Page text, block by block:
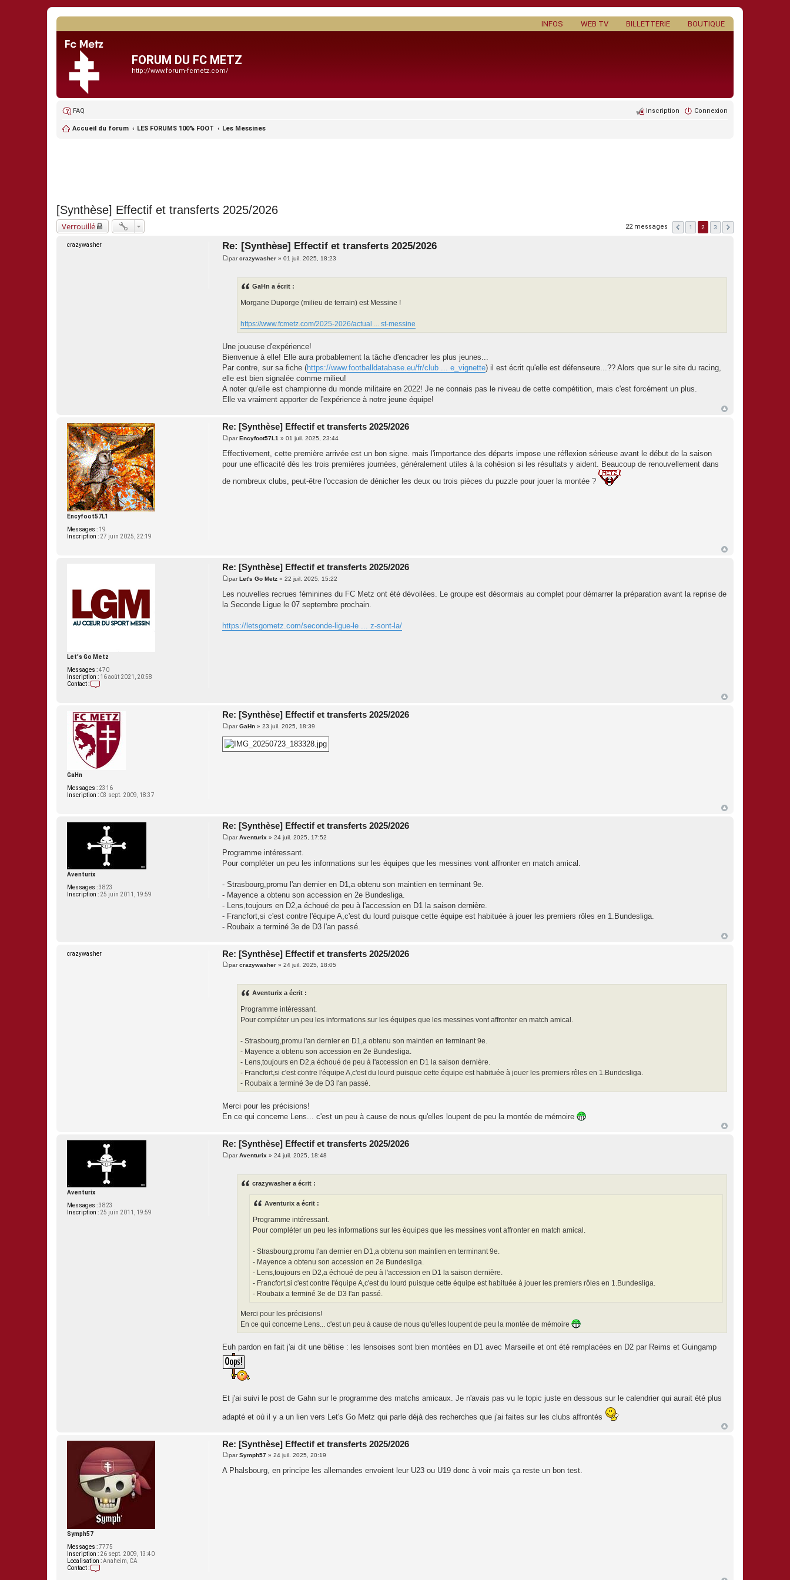
BOUTIQUE
BILLETTERIE
WEB TV
INFOS
FORUM DU FC METZ
http://www.forum-fcmetz.com/
FAQ Connexion
Inscription
Accueil du forum LES FORUMS 100% FOOT Les Messines
[Synthèse] Effectif et transferts 2025/2026
Verrouillé 22 messages 1 2 3
crazywasher Re: [Synthèse] Effectif et transferts 2025/2026
M
parcrazywasher» 01 juil. 2025, 18:23
GaHn a écrit :
Morgane Duporge (milieu de terrain) est Messine !
https://www.fcmetz.com/2025-2026/actual ... st-messine
Une joueuse d'expérience!
Bienvenue à elle! Elle aura probablement la tâche d'encadrer les plus jeunes...
Par contre, sur sa fiche (https://www.footballdatabase.eu/fr/club ... e_vignette) il est écrit qu'elle est défenseure...?? Alors que sur le site du racing,
elle est bien signalée comme milieu!
A noter qu'elle est championne du monde militaire en 2022! Je ne connais pas le niveau de cette compétition, mais c'est forcément un plus.
Elle va vraiment apporter de l'expérience à notre jeune équipe!
Encyfoot57L1
Messages : 19
Inscription : 27 juin 2025, 22:19
Re: [Synthèse] Effectif et transferts 2025/2026
M
e
s
s
g
e
parEncyfoot57L1 » 01 juil. 2025, 23:44
Effectivement, cette première arrivée est un bon signe. mais l'importance des départs impose une réflexion sérieuse avant le début de la saison
pour une efficacité dès les trois premières journées, généralement utiles à la cohésion si les résultats y aident. Beaucoup de renouvellement dans
de nombreux clubs, peut-être l'occasion de dénicher les deux ou trois pièces du puzzle pour jouer la montée ?
Let's Go Metz
Messages :470
Inscription : 16 août 2021, 20:58
Contact :
t
a
t
e
t
G
o
z
Re: [Synthèse] Effectif et transferts 2025/2026
M
s
s
e
parLet's Go Metz» 22 juil. 2025, 15:22
Les nouvelles recrues féminines du FC Metz ont été dévoilées. Le groupe est désormais au complet pour démarrer la préparation avant la reprise de
la Seconde Ligue le 07 septembre prochain.
https://letsgometz.com/seconde-ligue-le ... z-sont-la/
GaHn
Messages : 2316
Inscription : 03 sept. 2009, 18:37
Re: [Synthèse] Effectif et transferts 2025/2026
M
e
s
s
parGaHn» 23 juil. 2025, 18:39
Aventurix
Messages :3823
Inscription : 25 juin 2011, 19:59
Re: [Synthèse] Effectif et transferts 2025/2026
M
s
s
e
parAventurix » 24 juil. 2025, 17:52
Programme intéressant.
Pour compléter un peu les informations sur les équipes que les messines vont affronter en match amical.
- Strasbourg,promu l'an dernier en D1,a obtenu son maintien en terminant 9e.
- Mayence a obtenu son accession en 2e Bundesliga.
- Lens,toujours en D2,a échoué de peu à l'accession en D1 la saison dernière.
- Francfort,si c'est contre l'équipe A,c'est du lourd puisque cette équipe est habituée à jouer les premiers rôles en 1.Bundesliga.
- Roubaix a terminé 3e de D3 l'an passé.
crazywasher Re: [Synthèse] Effectif et transferts 2025/2026
parcrazywasher» 24 juil. 2025, 18:05
Aventurix a écrit :
Programme intéressant.
Pour compléter un peu les informations sur les équipes que les messines vont affronter en match amical.
- Strasbourg,promu l'an dernier en D1,a obtenu son maintien en terminant 9e.
- Mayence a obtenu son accession en 2e Bundesliga.
- Lens,toujours en D2,a échoué de peu à l'accession en D1 la saison dernière.
- Francfort,si c'est contre l'équipe A,c'est du lourd puisque cette équipe est habituée à jouer les premiers rôles en 1.Bundesliga.
- Roubaix a terminé 3e de D3 l'an passé.
Merci pour les précisions!
En ce qui concerne Lens... c'est un peu à cause de nous qu'elles loupent de peu la montée de mémoire
Aventurix
Messages :3823
Inscription : 25 juin 2011, 19:59
Re: [Synthèse] Effectif et transferts 2025/2026
M
parAventurix » 24 juil. 2025, 18:48
crazywasher a écrit :
Aventurix a écrit :
Programme intéressant.
Pour compléter un peu les informations sur les équipes que les messines vont affronter en match amical.
- Strasbourg,promu l'an dernier en D1,a obtenu son maintien en terminant 9e.
- Mayence a obtenu son accession en 2e Bundesliga.
- Lens,toujours en D2,a échoué de peu à l'accession en D1 la saison dernière.
- Francfort,si c'est contre l'équipe A,c'est du lourd puisque cette équipe est habituée à jouer les premiers rôles en 1.Bundesliga.
- Roubaix a terminé 3e de D3 l'an passé.
Merci pour les précisions!
En ce qui concerne Lens... c'est un peu à cause de nous qu'elles loupent de peu la montée de mémoire
Euh pardon en fait j'ai dit une bêtise : les lensoises sont bien montées en D1 avec Marseille et ont été remplacées en D2 par Reims et Guingamp
Et j'ai suivi le post de Gahn sur le programme des matchs amicaux. Je n'avais pas vu le topic juste en dessous sur le calendrier qui aurait été plus
adapté et où il y a un lien vers Let's Go Metz qui parle déjà des recherches que j'ai faites sur les clubs affrontés
Symph57
Messages :7775
Inscription : 26 sept. 2009, 13:40
Localisation :Anaheim, CA
Contact :
Re: [Synthèse] Effectif et transferts 2025/2026
e
s
parSymph57» 24 juil. 2025, 20:19
A Phalsbourg, en principe les allemandes envoient leur U23 ou U19 donc à voir mais ça reste un bon test.